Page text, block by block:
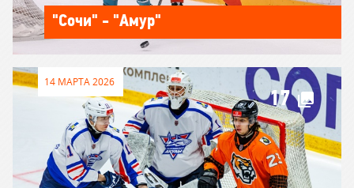
"Сочи" - "Амур"
14 МАРТА 2026
17